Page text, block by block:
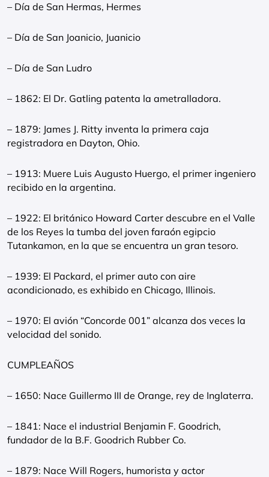
– Día de San Hermas, Hermes
– Día de San Joanicio, Juanicio
– Día de San Ludro
– 1862: El Dr. Gatling patenta la ametralladora.
– 1879: James J. Ritty inventa la primera caja
registradora en Dayton, Ohio.
– 1913: Muere Luis Augusto Huergo, el primer ingeniero
recibido en la argentina.
– 1922: El británico Howard Carter descubre en el Valle
de los Reyes la tumba del joven faraón egipcio
Tutankamon, en la que se encuentra un gran tesoro.
– 1939: El Packard, el primer auto con aire
acondicionado, es exhibido en Chicago, Illinois.
– 1970: El avión “Concorde 001” alcanza dos veces la
velocidad del sonido.
CUMPLEAÑOS
– 1650: Nace Guillermo III de Orange, rey de Inglaterra.
– 1841: Nace el industrial Benjamin F. Goodrich,
fundador de la B.F. Goodrich Rubber Co.
– 1879: Nace Will Rogers, humorista y actor